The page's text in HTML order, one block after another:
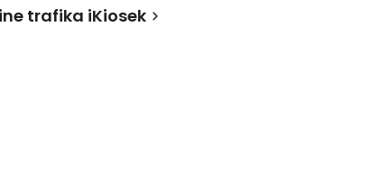
trafika iKiosek